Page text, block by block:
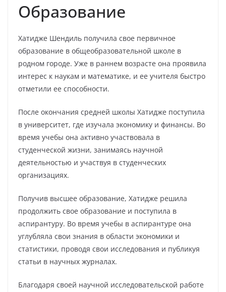
Образование
Хатидже Шендиль получила свое первичное
образование в общеобразовательной школе в
родном городе. Уже в раннем возрасте она проявила
интерес к наукам и математике, и ее учителя быстро
отметили ее способности.
После окончания средней школы Хатидже поступила
в университет, где изучала экономику и финансы. Во
время учебы она активно участвовала в
студенческой жизни, занимаясь научной
деятельностью и участвуя в студенческих
организациях.
Получив высшее образование, Хатидже решила
продолжить свое образование и поступила в
аспирантуру. Во время учебы в аспирантуре она
углубляла свои знания в области экономики и
статистики, проводя свои исследования и публикуя
статьи в научных журналах.
Благодаря своей научной исследовательской работе